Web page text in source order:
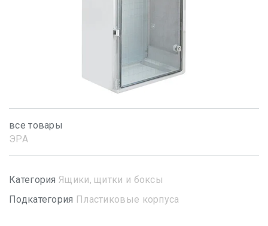
все товары
ЭРА
Категория Ящики, щитки и боксы
Подкатегория Пластиковые корпуса